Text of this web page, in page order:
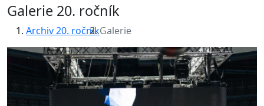
Galerie 20. ročník
Archiv 20. ročníkGalerie